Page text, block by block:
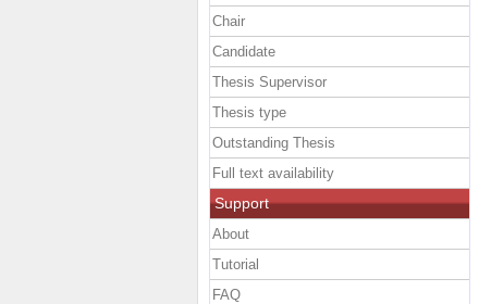
Chair
Candidate
Thesis Supervisor
Thesis type
Outstanding Thesis
Full text availability
Support
About
Tutorial
FAQ